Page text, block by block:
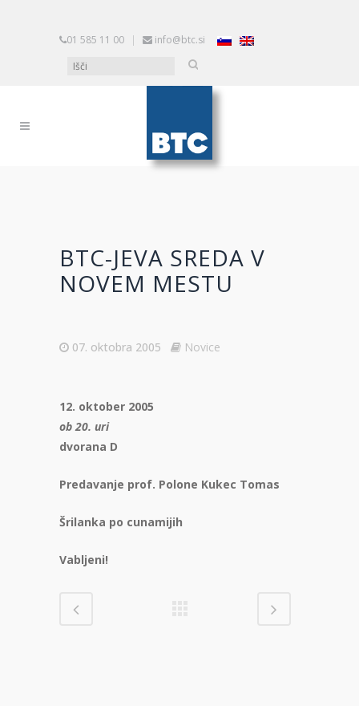
01 585 11 00 | info@btc.si
BTC-JEVA SREDA V
NOVEM MESTU
07. oktobra 2005 Novice
12. oktober 2005
ob 20. uri
dvorana D
Predavanje prof. Polone Kukec Tomas
Šrilanka po cunamijih
Vabljeni!